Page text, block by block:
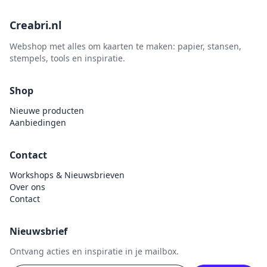
Starform
Studio Light
Te Gekke Krijtjes
Totally - Tiffany
Vaessen Creative
van Gogh
Versafine
Creabri.nl
Webshop met alles om kaarten te maken: papier, stansen,
stempels, tools en inspiratie.
Shop
Nieuwe producten
Aanbiedingen
Contact
Workshops & Nieuwsbrieven
Over ons
Contact
Nieuwsbrief
Ontvang acties en inspiratie in je mailbox.